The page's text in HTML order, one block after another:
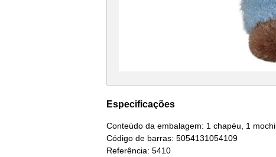
Especificações
Conteúdo da embalagem: 1 chapéu, 1
Código de barras: 5054131054109
Referência: 5410